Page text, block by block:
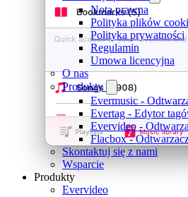
Nota prawna
Polityka plików
Polityka prywatności
Regulamin
Umowa licencyjna
O nas
Produkty
Evermusic -
Evertag - Edytor
Evervideo -
Flacbox -
Skontaktuj się z nami
Wsparcie
Produkty
Evervideo